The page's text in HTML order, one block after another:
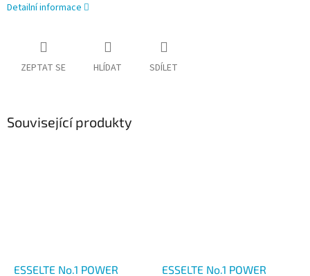
Detailní informace
ZEPTAT SE HLÍDAT SDÍLET
Související produkty
ESSELTE No.1 POWER
ESSELTE No.1 POWER